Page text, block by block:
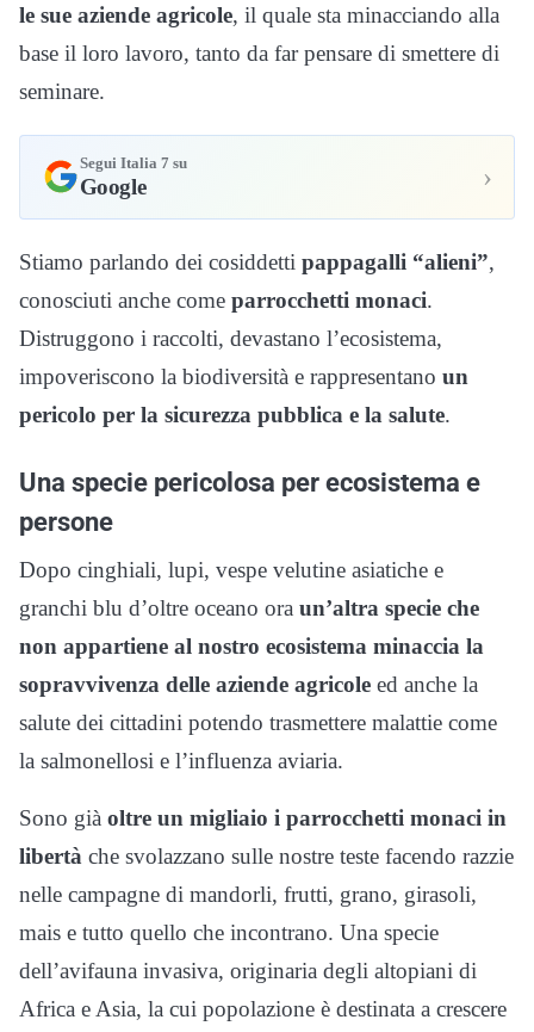
le sue aziende agricole, il quale sta minacciando alla
base il loro lavoro, tanto da far pensare di smettere di
seminare.
Segui Italia 7 su
Google ›
Stiamo parlando dei cosiddetti pappagalli “alieni”,
conosciuti anche come parrocchetti monaci.
Distruggono i raccolti, devastano l’ecosistema,
impoveriscono la biodiversità e rappresentano un
pericolo per la sicurezza pubblica e la salute.
Una specie pericolosa per ecosistema e
persone
Dopo cinghiali, lupi, vespe velutine asiatiche e
granchi blu d’oltre oceano ora un’altra specie che
non appartiene al nostro ecosistema minaccia la
sopravvivenza delle aziende agricole ed anche la
salute dei cittadini potendo trasmettere malattie come
la salmonellosi e l’influenza aviaria.
Sono già oltre un migliaio i parrocchetti monaci in
libertà che svolazzano sulle nostre teste facendo razzie
nelle campagne di mandorli, frutti, grano, girasoli,
mais e tutto quello che incontrano. Una specie
dell’avifauna invasiva, originaria degli altopiani di
Africa e Asia, la cui popolazione è destinata a crescere